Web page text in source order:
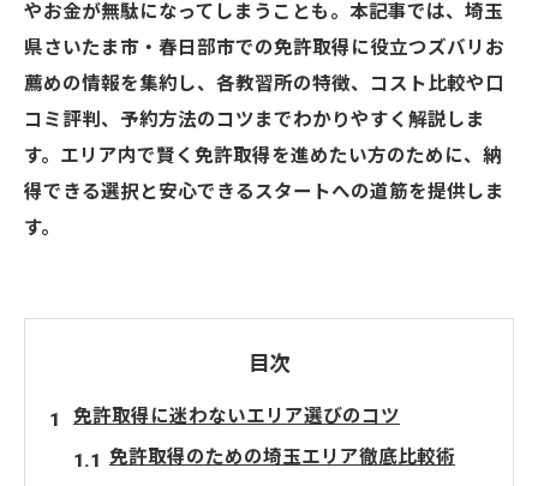
やお金が無駄になってしまうことも。本記事では、埼玉
県さいたま市・春日部市での免許取得に役立つズバリお
薦めの情報を集約し、各教習所の特徴、コスト比較や口
コミ評判、予約方法のコツまでわかりやすく解説しま
す。エリア内で賢く免許取得を進めたい方のために、納
得できる選択と安心できるスタートへの道筋を提供しま
す。
目次
免許取得に迷わないエリア選びのコツ
免許取得のための埼玉エリア徹底比較術